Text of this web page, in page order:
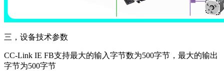
三，设备技术参数
CC-Link IE FB支持最大的输入字节数为500字节，最大的输出
字节为500字节